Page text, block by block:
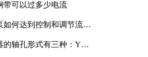
带可以过多少电流
如何达到控制和调节流量
的轴孔形式有三种：Y